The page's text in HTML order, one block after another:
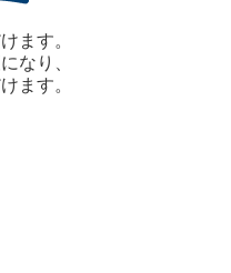
ます。
なり、
ます。